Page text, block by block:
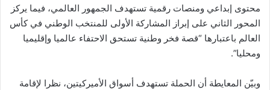
محتوى إبداعي ومنصات رقمية تستهدف الجمهور العالمي، فيما يركز
المحور الثاني على إبراز المشاركة الأولى للمنتخب الوطني في كأس
العالم باعتبارها “قصة فخر وطنية تستحق الاحتفاء عالميا وإقليميا
ومحليا”.
وبيّن المعايطة أن الحملة تستهدف أسواق الأميركيتين، نظرا لإقامة